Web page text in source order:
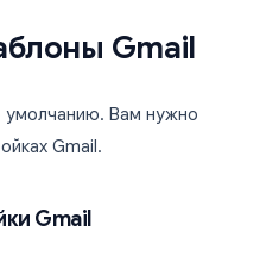
Gmail
умолчанию. Вам нужно
Gmail.
Gmail